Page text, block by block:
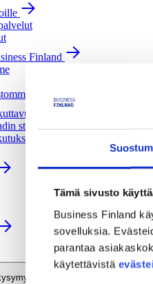
Tämä sivusto
Business Finland
sovelluksia.
parantaa
käytettävistä
Finland
strategia 2030